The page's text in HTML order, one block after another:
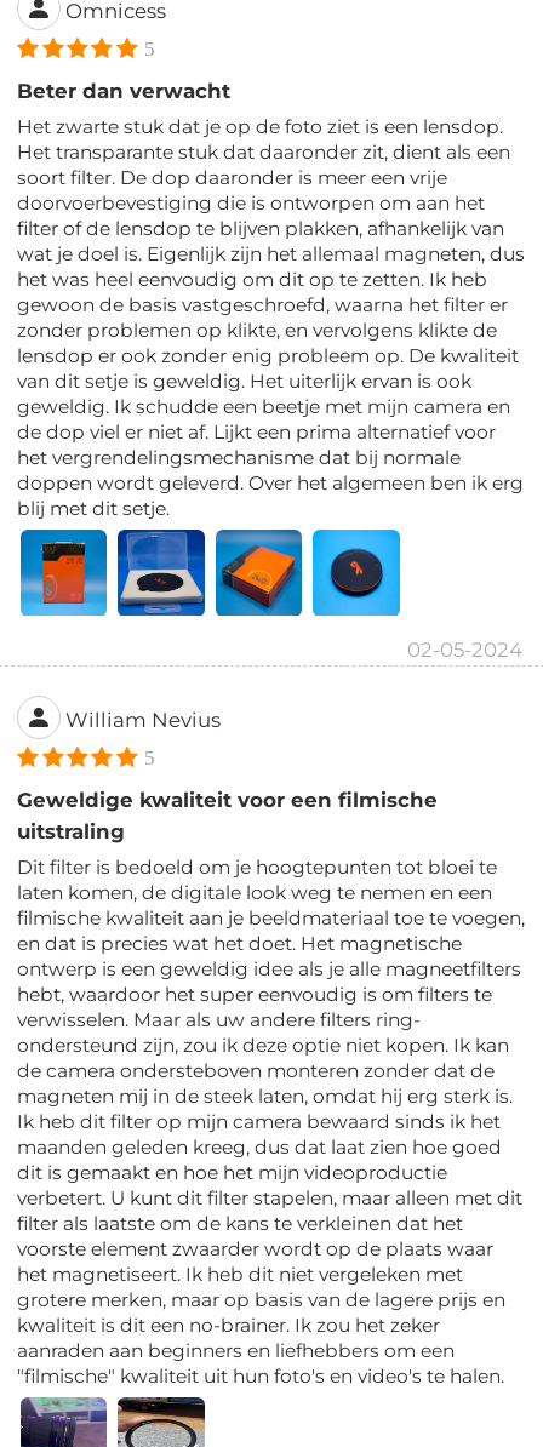
Omnicess
5
Beter dan verwacht
Het zwarte stuk dat je op de foto ziet is een lensdop.
Het transparante stuk dat daaronder zit, dient als een
soort filter. De dop daaronder is meer een vrije
doorvoerbevestiging die is ontworpen om aan het
filter of de lensdop te blijven plakken, afhankelijk van
wat je doel is. Eigenlijk zijn het allemaal magneten, dus
het was heel eenvoudig om dit op te zetten. Ik heb
gewoon de basis vastgeschroefd, waarna het filter er
zonder problemen op klikte, en vervolgens klikte de
lensdop er ook zonder enig probleem op. De kwaliteit
van dit setje is geweldig. Het uiterlijk ervan is ook
geweldig. Ik schudde een beetje met mijn camera en
de dop viel er niet af. Lijkt een prima alternatief voor
het vergrendelingsmechanisme dat bij normale
doppen wordt geleverd. Over het algemeen ben ik erg
blij met dit setje.
02-05-2024
William Nevius
5
Geweldige kwaliteit voor een filmische
uitstraling
Dit filter is bedoeld om je hoogtepunten tot bloei te
laten komen, de digitale look weg te nemen en een
filmische kwaliteit aan je beeldmateriaal toe te voegen,
en dat is precies wat het doet. Het magnetische
ontwerp is een geweldig idee als je alle magneetfilters
hebt, waardoor het super eenvoudig is om filters te
verwisselen. Maar als uw andere filters ring-
ondersteund zijn, zou ik deze optie niet kopen. Ik kan
de camera ondersteboven monteren zonder dat de
magneten mij in de steek laten, omdat hij erg sterk is.
Ik heb dit filter op mijn camera bewaard sinds ik het
maanden geleden kreeg, dus dat laat zien hoe goed
dit is gemaakt en hoe het mijn videoproductie
verbetert. U kunt dit filter stapelen, maar alleen met dit
filter als laatste om de kans te verkleinen dat het
voorste element zwaarder wordt op de plaats waar
het magnetiseert. Ik heb dit niet vergeleken met
grotere merken, maar op basis van de lagere prijs en
kwaliteit is dit een no-brainer. Ik zou het zeker
aanraden aan beginners en liefhebbers om een
"filmische" kwaliteit uit hun foto's en video's te halen.